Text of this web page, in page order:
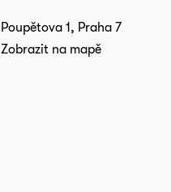
Poupětova 1, Praha 7
Zobrazit na mapě